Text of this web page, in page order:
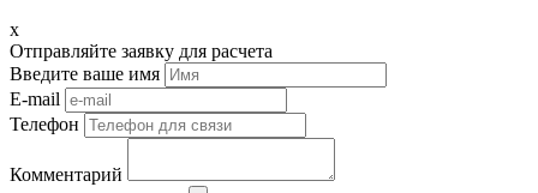
x
Отправляйте заявку для расчета
Введите ваше имя
E-mail
Телефон
Комментарий